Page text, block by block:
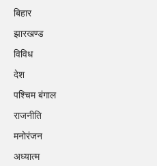
बिहार
झारखण्ड
विविध
देश
पश्चिम बंगाल
राजनीति
मनोरंजन
अध्यात्म